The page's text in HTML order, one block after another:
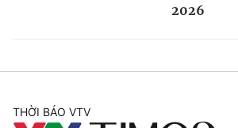
2026
THỜI BÁO VTV